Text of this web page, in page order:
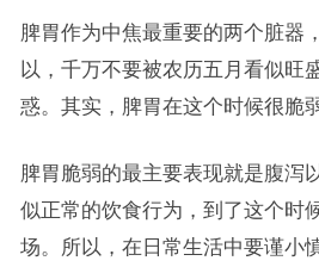
脾胃作为中焦最重要的两个脏器
以，千万不要被农历五月看似旺
惑。其实，脾胃在这个时候很脆弱
脾胃脆弱的最主要表现就是腹泻
似正常的饮食行为，到了这个时
场。所以，在日常生活中要谨小